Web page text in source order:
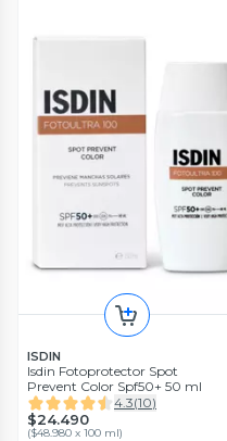
ISDIN
Isdin Fotoprotector Spot
Prevent Color Spf50+ 50 ml
4.3(10)
$24.490
($48.980 x 100 ml)